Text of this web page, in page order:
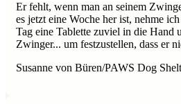
Er fehlt, wenn man an seinem
es jetzt eine Woche her ist, nehme
Tag eine Tablette zuviel in die Hand
Zwinger... um festzustellen, dass er
Susanne von Büren/PAWS Dog